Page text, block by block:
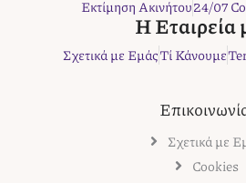
m
Εκτίμηση Ακινήτου24/07
Η Εταιρεία
Σχετικά με ΕμάςΤί Κάνουμε
Σχετικά με
Cookies